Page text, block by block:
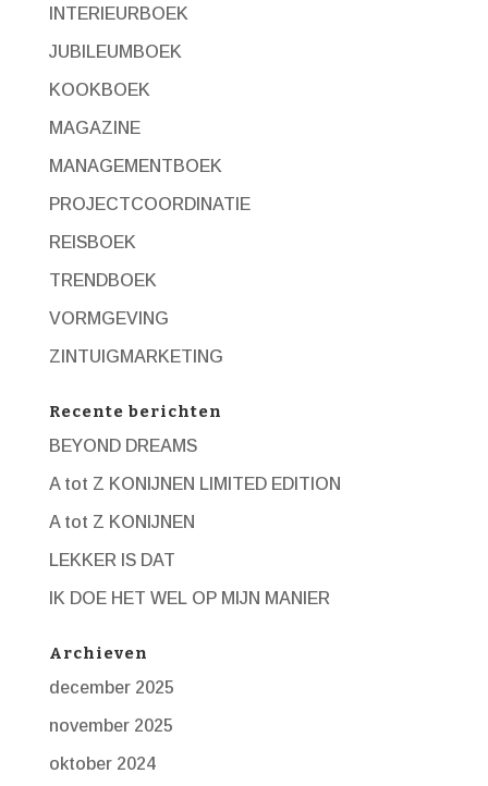
INTERIEURBOEK
JUBILEUMBOEK
KOOKBOEK
MAGAZINE
MANAGEMENTBOEK
PROJECTCOORDINATIE
REISBOEK
TRENDBOEK
VORMGEVING
ZINTUIGMARKETING
Recente berichten
BEYOND DREAMS
A tot Z KONIJNEN LIMITED EDITION
A tot Z KONIJNEN
LEKKER IS DAT
IK DOE HET WEL OP MIJN MANIER
Archieven
december 2025
november 2025
oktober 2024